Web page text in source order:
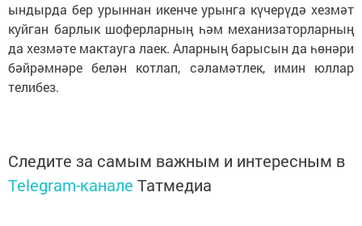
ындырда бер урыннан икенче урынга күчерүдә хезмәт
куйган барлык шоферларның һәм механизаторларның
да хезмәте мактауга лаек. Аларның барысын да һөнәри
бәйрәмнәре белән котлап, сәламәтлек, имин юллар
телибез.
Следите за самым важным и интересным в
Telegram-канале Татмедиа